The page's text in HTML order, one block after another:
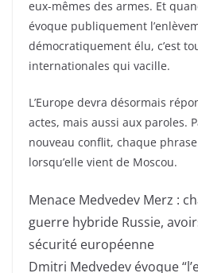
eux-mêmes des armes. Et
évoque publiquement
démocratiquement élu, c’est
internationales qui vacille.
L’Europe devra désormais
actes, mais aussi aux paroles.
nouveau conflit, chaque
lorsqu’elle vient de Moscou.
Menace Medvedev Merz :
guerre hybride Russie,
sécurité européenne
Dmitri Medvedev évoque